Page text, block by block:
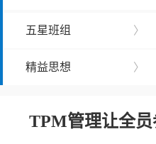
五星班组 〉
精益思想 〉
TPM管理让全员